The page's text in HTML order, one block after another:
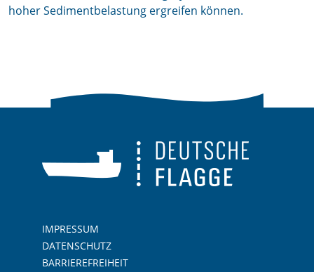
hoher Sedimentbelastung ergreifen können.
IMPRESSUM
DATENSCHUTZ
BARRIEREFREIHEIT